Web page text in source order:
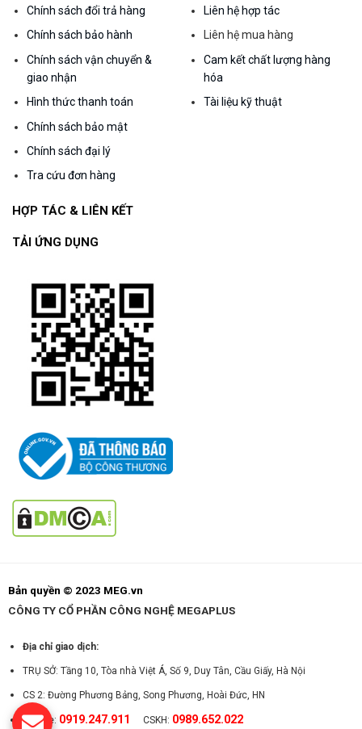
Chính sách đổi trả hàng
Chính sách bảo hành
Chính sách vận chuyển &
giao nhận
Hình thức thanh toán
Chính sách bảo mật
Chính sách đại lý
Tra cứu đơn hàng
Liên hệ hợp tác
Liên hệ mua hàng
Cam kết chất lượng hàng
hóa
Tài liệu kỹ thuật
HỢP TÁC & LIÊN KẾT
TẢI ỨNG DỤNG
Bản quyền © 2023 MEG.vn
CÔNG TY CỔ PHẦN CÔNG NGHỆ MEGAPLUS
Địa chỉ giao dịch:
TRỤ SỞ: Tầng 10, Tòa nhà Việt Á, Số 9, Duy Tân, Cầu Giấy, Hà Nội
CS 2: Đường Phương Bảng, Song Phương, Hoài Đức, HN
Hotline: 0919.247.911 CSKH: 0989.652.022